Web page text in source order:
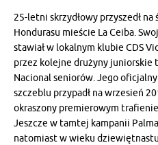
25-letni skrzydłowy przyszedł
Hondurasu mieście La Ceiba.
stawiał w lokalnym klubie CDS
przez kolejne drużyny juniorskie
Nacional seniorów. Jego
szczeblu przypadł na wrzesień
okraszony premierowym
Jeszcze w tamtej kampanii
natomiast w wieku dziewiętnastu